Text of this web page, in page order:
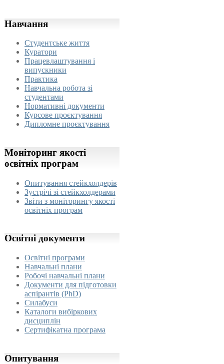
Навчання
Студентське життя
Куратори
Працевлаштування і
випускники
Практика
Навчальна робота зі
студентами
Нормативні документи
Курсове проєктування
Дипломне проєктування
Моніторинг якості
освітніх програм
Опитування стейкхолдерів
Зустрічі зі стейкхолдерами
Звіти з моніторингу якості
освітніх програм
Освітні документи
Освітні програми
Навчальні плани
Робочі навчальні плани
Документи для підготовки
аспірантів (PhD)
Силабуси
Каталоги вибіркових
дисциплін
Сертифікатна програма
Опитування